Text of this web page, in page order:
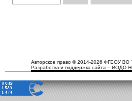
Авторское право © 2014-2026 ФГБОУ ВО
Разработка и поддержка сайта – ИОДО